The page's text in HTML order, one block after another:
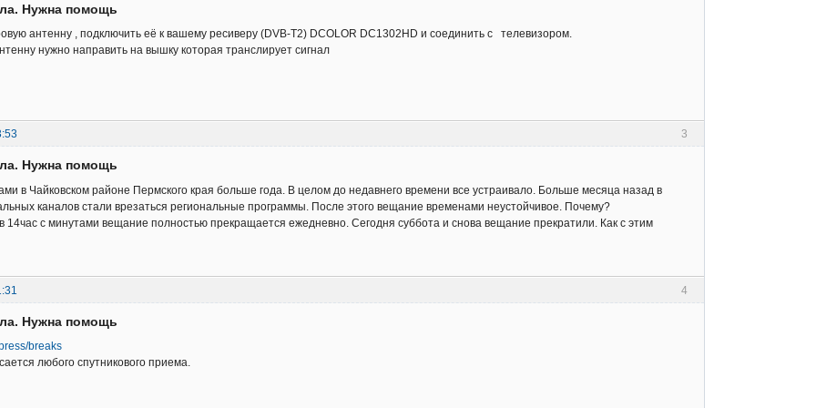
Нужна помощь
антенну , подключить её к вашему ресиверу (DVB-T2) DCOLOR DC1302HD и соединить с телевизором.
нужно направить на вышку которая транслирует сигнал
3
Нужна помощь
в Чайковском районе Пермского края больше года. В целом до недавнего времени все устраивало. Больше месяца назад в
каналов стали врезаться региональные программы. После этого вещание временами неустойчивое. Почему?
14час с минутами вещание полностью прекращается ежедневно. Сегодня суббота и снова вещание прекратили. Как с этим
4
Нужна помощь
breaks
любого спутникового приема.